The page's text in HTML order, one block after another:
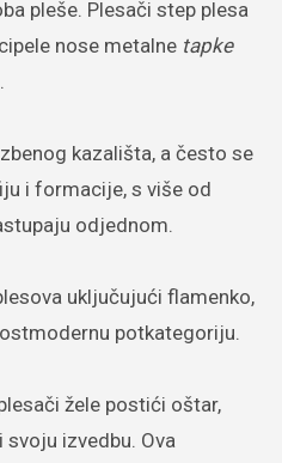
pleše. Plesači step plesa
nose metalne tapke
kazališta, a često se
i formacije, s više od
odjednom.
uključujući flamenko,
potkategoriju.
žele postići oštar,
svoju izvedbu. Ova